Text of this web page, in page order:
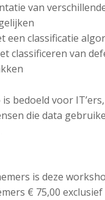
van
classificatie
classificeren van
bedoeld voor
die data
is deze
€ 75,00 exclusief